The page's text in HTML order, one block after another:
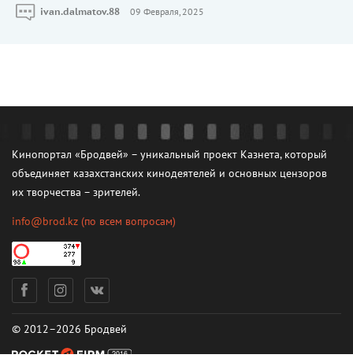
ivan.dalmatov.88
09 Февраля, 2025
Кинопортал «Бродвей» – уникальный проект Казнета, который
объединяет казахстанских кинодеятелей и основных цензоров
их творчества – зрителей.
info@brod.kz (по всем вопросам)
© 2012–2026 Бродвей